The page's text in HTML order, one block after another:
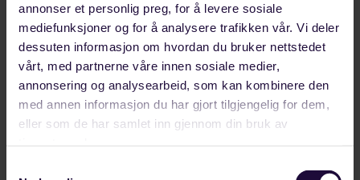
annonser et personlig preg, for å levere sosiale
mediefunksjoner og for å analysere trafikken vår. Vi deler
dessuten informasjon om hvordan du bruker nettstedet
vårt, med partnerne våre innen sosiale medier,
annonsering og analysearbeid, som kan kombinere den
med annen informasjon du har gjort tilgjengelig for dem,
eller som de har samlet inn gjennom din bruk av
Støtte fra forbundet
Det meste av utgiftene til reise, kost og opphold
blir finasiert av Norsk senter for